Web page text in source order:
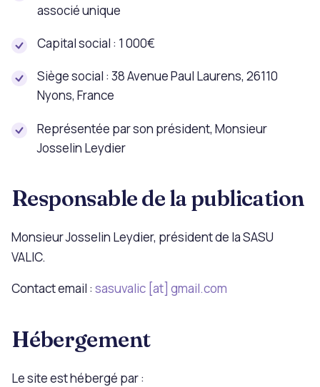
associé unique
Capital social : 1 000€
Siège social : 38 Avenue Paul Laurens, 26110
Nyons, France
Représentée par son président, Monsieur
Josselin Leydier
Responsable de la publication
Monsieur Josselin Leydier, président de la SASU
VALIC.
Contact email : sasuvalic [at] gmail.com
Hébergement
Le site est hébergé par :